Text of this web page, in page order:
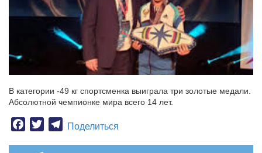
В категории -49 кг спортсменка выиграла три золотые медали.
Абсолютной чемпионке мира всего 14 лет.
Facebook
TwitterTelegram
Поделиться